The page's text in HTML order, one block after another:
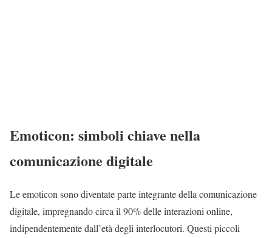
Emoticon: simboli chiave nella
comunicazione digitale
Le emoticon sono diventate parte integrante della comunicazione
digitale, impregnando circa il 90% delle interazioni online,
indipendentemente dall’età degli interlocutori. Questi piccoli